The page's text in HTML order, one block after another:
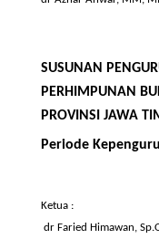
SUSUNAN
PERHIMPUNAN
PROVINSI JAWA
Periode
Ketua :
dr Faried Himawan,